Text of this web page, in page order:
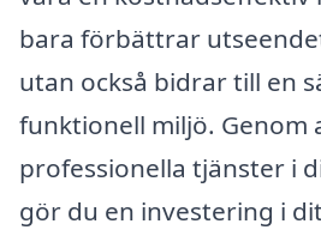
bara förbättrar
utan också bidrar till en
funktionell miljö. Genom
professionella tjänster i
gör du en investering i